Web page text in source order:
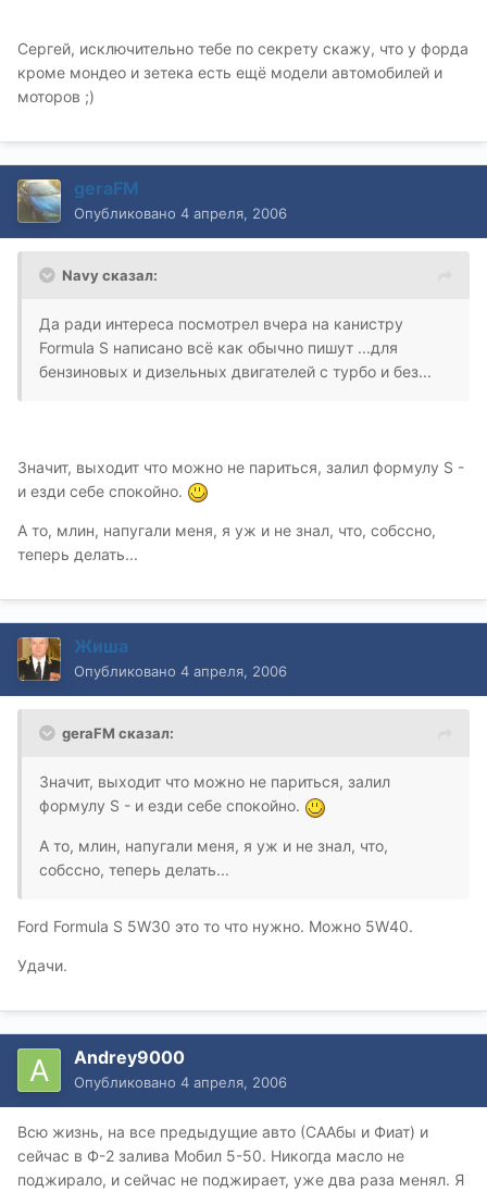
Сергей, исключительно тебе по секрету скажу, что у форда
кроме мондео и зетека есть ещё модели автомобилей и
моторов ;)
geraFM
Опубликовано 4 апреля, 2006
Navy сказал:
Да ради интереса посмотрел вчера на канистру
Formula S написано всё как обычно пишут ...для
бензиновых и дизельных двигателей с турбо и без...
Значит, выходит что можно не париться, залил формулу S -
и езди себе спокойно.
А то, млин, напугали меня, я уж и не знал, что, собссно,
теперь делать...
Жиша
Опубликовано 4 апреля, 2006
geraFM сказал:
Значит, выходит что можно не париться, залил
формулу S - и езди себе спокойно.
А то, млин, напугали меня, я уж и не знал, что,
собссно, теперь делать...
Ford Formula S 5W30 это то что нужно. Можно 5W40.
Удачи.
Andrey9000
Опубликовано 4 апреля, 2006
Всю жизнь, на все предыдущие авто (СААбы и Фиат) и
сейчас в Ф-2 залива Мобил 5-50. Никогда масло не
поджирало, и сейчас не поджирает, уже два раза менял. Я